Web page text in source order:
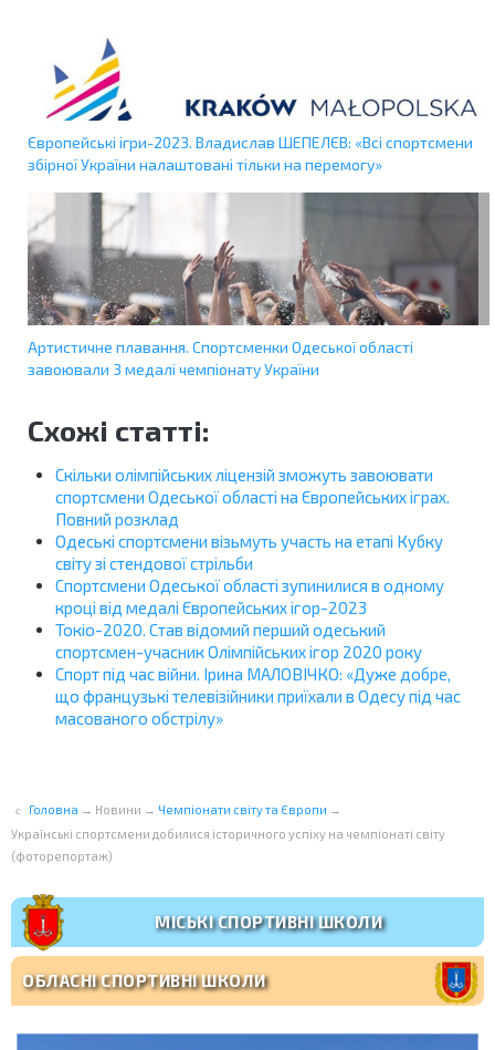
Європейські ігри-2023. Владислав ШЕПЕЛЄВ: «Всі спортсмени
збірної України налаштовані тільки на перемогу»
Артистичне плавання. Спортсменки Одеської області
завоювали 3 медалі чемпіонату України
Схожі статті:
Скільки олімпійських ліцензій зможуть завоювати
спортсмени Одеської області на Європейських іграх.
Повний розклад
Одеські спортсмени візьмуть участь на етапі Кубку
світу зі стендової стрільби
Спортсмени Одеської області зупинилися в одному
кроці від медалі Європейських ігор-2023
Токіо-2020. Став відомий перший одеський
спортсмен-учасник Олімпійських ігор 2020 року
Спорт під час війни. Ірина МАЛОВІЧКО: «Дуже добре,
що французькі телевізійники приїхали в Одесу під час
масованого обстрілу»
Головна → Новини → Чемпіонати світу та Європи →
Українські спортсмени добилися історичного успіху на чемпіонаті світу
(фоторепортаж)
МІСЬКІ СПОРТИВНІ ШКОЛИ
ОБЛАСНІ СПОРТИВНІ ШКОЛИ